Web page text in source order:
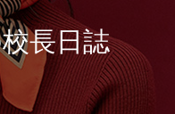
長日誌